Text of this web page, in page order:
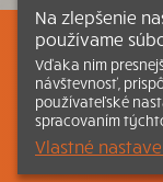
Listovať
Kontakt
© 2026
funguje aj
Na zlepšenie
používame
Vďaka nim
návštevnosť,
používateľské
spracovaním
Vlastné